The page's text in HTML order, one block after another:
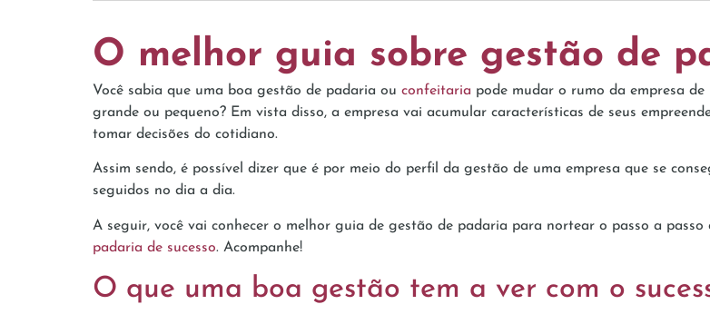
O melhor guia sobre gestão de
Você sabia que uma boa gestão de padaria ou confeitaria pode mudar o rumo da empresa
grande ou pequeno? Em vista disso, a empresa vai acumular características de seus
tomar decisões do cotidiano.
Assim sendo, é possível dizer que é por meio do perfil da gestão de uma empresa que se
seguidos no dia a dia.
A seguir, você vai conhecer o melhor guia de gestão de padaria para nortear o passo a
padaria de sucesso. Acompanhe!
O que uma boa gestão tem a ver com o